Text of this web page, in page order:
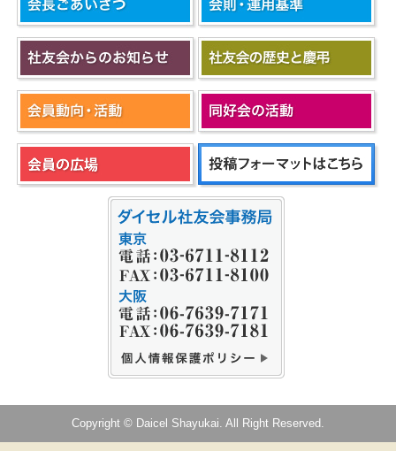
Copyright © Daicel Shayukai. All Right Reserved.